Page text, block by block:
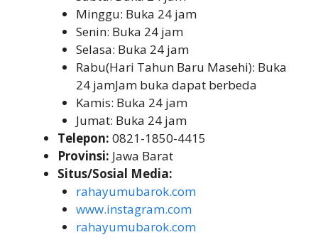
Minggu: Buka 24 jam
Senin: Buka 24 jam
Selasa: Buka 24 jam
Rabu(Hari Tahun Baru Masehi): Buka
24 jamJam buka dapat berbeda
Kamis: Buka 24 jam
Jumat: Buka 24 jam
Telepon: 0821-1850-4415
Provinsi: Jawa Barat
Situs/Sosial Media:
rahayumubarok.com
www.instagram.com
rahayumubarok.com